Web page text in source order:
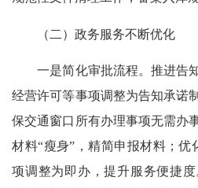
（二）政务服务不断优化
一是简化审批流程。推进告知
经营许可等事项调整为告知承诺
保交通窗口所有办理事项无需办
材料“瘦身”，精简申报材料；优
项调整为即办，提升服务便捷